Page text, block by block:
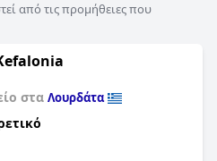
από τις προμήθειες που
στα Λουρδάτα